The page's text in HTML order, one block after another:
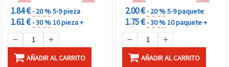
1.84 €- 20 %5-9 pieza
1.61 €- 30 %10 pieza +
AÑADIR AL CARRITO
2.00 €- 20 %5-9 paquete
1.75 €- 30 %10 paquete +
AÑADIR AL CARRITO